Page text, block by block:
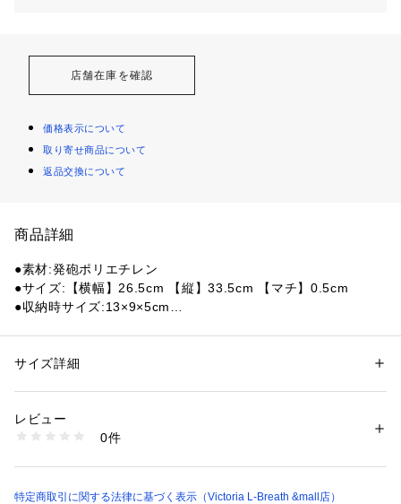
店舗在庫を確認
価格表示について
取り寄せ商品について
返品交換について
商品詳細
●素材:発砲ポリエチレン
●サイズ:【横幅】26.5cm 【縦】33.5cm 【マチ】0.5cm
●収納時サイズ:13×9×5cm
●程よいクッション性と断熱性を持ち、アウトドアはもちろん
※弊社独自の採寸・計量方法により計測を行っておりますた
め、多少の誤差が生じる場合があります。
※一部商品において弊社カラー表記がメーカーカラー表記と異
性別：レディース
プ・バーベキュー
1540300142481
サイズ詳細
レビュー
0件
特定商取引に関する法律に基づく表示（Victoria L-Breath &mall店）